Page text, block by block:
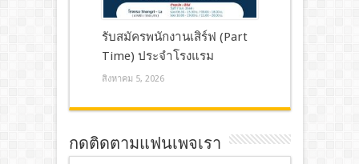
รับสมัครพนักงานเสิร์ฟ (Part
Time) ประจำโรงแรม
สิงหาคม 5, 2026
กดติดตามแฟนเพจเรา